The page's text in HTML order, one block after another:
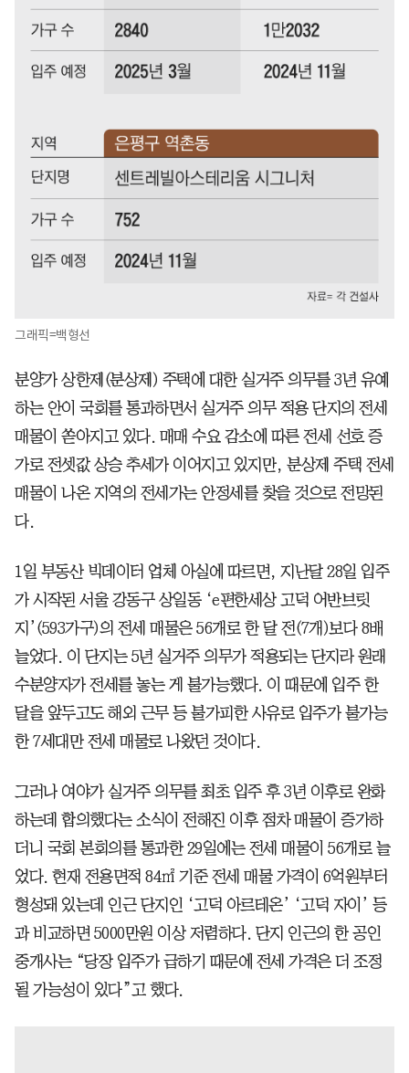
그래픽=백형선
분양가 상한제(분상제) 주택에 대한 실거주 의무를 3년 유예
하는 안이 국회를 통과하면서 실거주 의무 적용 단지의 전세
매물이 쏟아지고 있다. 매매 수요 감소에 따른 전세 선호 증
가로 전셋값 상승 추세가 이어지고 있지만, 분상제 주택 전세
매물이 나온 지역의 전세가는 안정세를 찾을 것으로 전망된
다.
1일 부동산 빅데이터 업체 아실에 따르면, 지난달 28일 입주
가 시작된 서울 강동구 상일동 ‘e편한세상 고덕 어반브릿
지’(593가구)의 전세 매물은 56개로 한 달 전(7개)보다 8배
늘었다. 이 단지는 5년 실거주 의무가 적용되는 단지라 원래
수분양자가 전세를 놓는 게 불가능했다. 이 때문에 입주 한
달을 앞두고도 해외 근무 등 불가피한 사유로 입주가 불가능
한 7세대만 전세 매물로 나왔던 것이다.
그러나 여야가 실거주 의무를 최초 입주 후 3년 이후로 완화
하는데 합의했다는 소식이 전해진 이후 점차 매물이 증가하
더니 국회 본회의를 통과한 29일에는 전세 매물이 56개로 늘
었다. 현재 전용면적 84㎡ 기준 전세 매물 가격이 6억원부터
형성돼 있는데 인근 단지인 ‘고덕 아르테온’ ‘고덕 자이’ 등
과 비교하면 5000만원 이상 저렴하다. 단지 인근의 한 공인
중개사는 “당장 입주가 급하기 때문에 전세 가격은 더 조정
될 가능성이 있다”고 했다.